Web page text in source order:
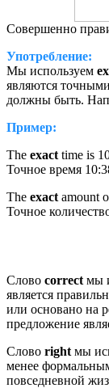
Совершенно
Употребление:
Мы используем
являются
должны быть.
Пример:
The exact time is
Точное время
The exact amount
Точное
Слово correct мы
является
или основано на
предложение
Слово right мы
менее
повседневной